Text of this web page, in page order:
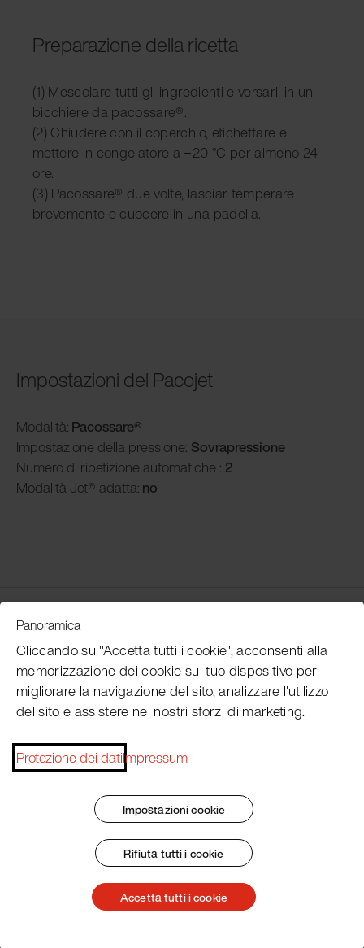
Preparazione della ricetta
(1) Mescolare tutti gli ingredienti e versarli in un
bicchiere da pacossare®.
(2) Chiudere con il coperchio, etichettare e
mettere in congelatore a −20 °C per almeno 24
ore.
(3) Pacossare® due volte, lasciar temperare
brevemente e cuocere in una padella.
Impostazioni del Pacojet
Modalità: Pacossare®
Impostazione della pressione: Sovrapressione
Numero di ripetizione automatiche : 2
Modalità Jet® adatta: no
Customer Service
Subscribe Pacojet Newsletter
Would you like to be regularly updated on news, event
Termini e condizioni generali
Protezione dei dati
Panoramica
Cliccando su "Accetta tutti i cookie", acconsenti alla
memorizzazione dei cookie sul tuo dispositivo per
migliorare la navigazione del sito, analizzare l'utilizzo
del sito e assistere nei nostri sforzi di marketing.
Protezione dei datiImpressum
Impostazioni cookie
Rifiuta tutti i cookie
Accetta tutti i cookie